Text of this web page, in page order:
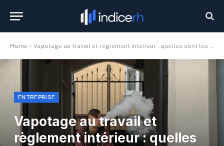
Home » Vapotage au travail et règlement intérieur : quelles sont les informations à détenir ?
ENTREPRISE
Vapotage au travail et
règlement intérieur : quelles